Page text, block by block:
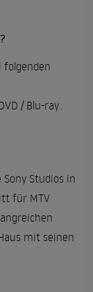
folgenden
/ Blu-ray.
Studios in
für MTV
mit seinen